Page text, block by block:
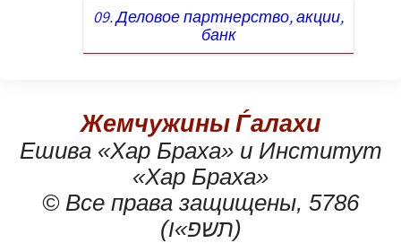
09. Деловое партнерство, акции,
банк
Жемчужины Ѓалахи
Ешива «Хар Браха» и Институт
«Хар Браха»
© Все права защищены, 5786
(תשפ»ו)